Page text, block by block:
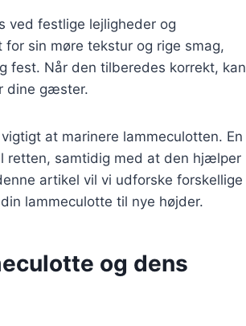
ved festlige lejligheder og
sin møre tekstur og rige smag,
fest. Når den tilberedes korrekt, kan
dine gæster.
at marinere lammeculotten. En
retten, samtidig med at den hjælper
artikel vil vi udforske forskellige
lammeculotte til nye højder.
og dens